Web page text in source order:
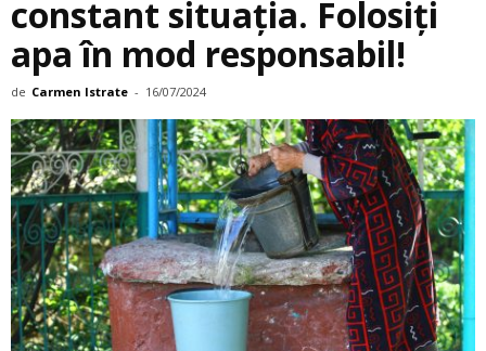
constant situația. Folosiţi
apa în mod responsabil!
de Carmen Istrate - 16/07/2024